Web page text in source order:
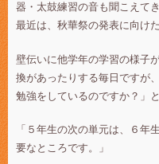
器・太鼓練習の音も聞こえて
最近は、秋華祭の発表に向け
壁伝いに他学年の学習の様子
換があったりする毎日ですが
勉強をしているのですか？」
「５年生の次の単元は、６年
要なところです。」